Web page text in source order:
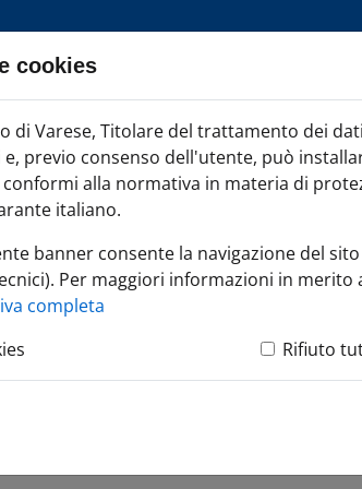
Plan: dall'idea alla strategia
alla
cookies
di Varese, Titolare del trattamento dei
previo consenso dell'utente, può
alla normativa in materia di
italiano.
banner consente la navigazione del
Per maggiori informazioni in
completa
Rifiuto